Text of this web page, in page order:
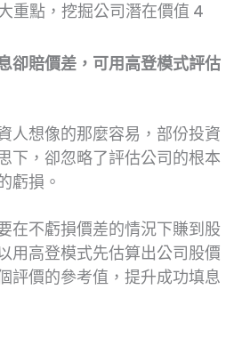
重點，挖掘公司潛在價值 4
卻賠價差，可用高登模式評估
人想像的那麼容易，部份投資
下，卻忽略了評估公司的根本
虧損。
在不虧損價差的情況下賺到股
用高登模式先估算出公司股價
評價的參考值，提升成功填息